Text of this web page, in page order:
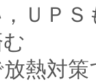
ＵＰ
熱対